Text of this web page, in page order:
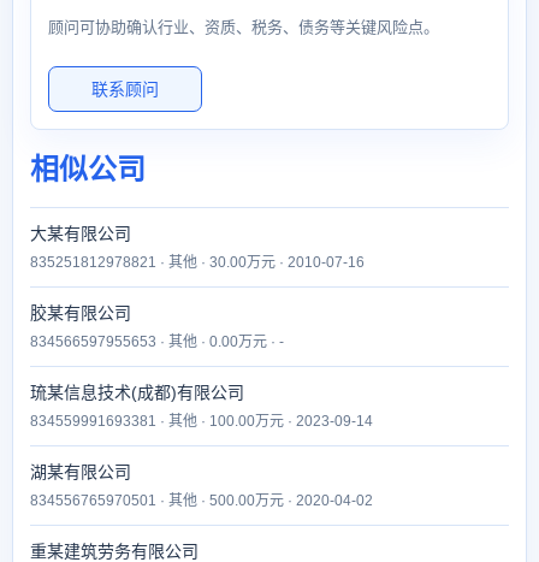
顾问可协助确认行业、资质、税务、债务等关键风险点。
联系顾问
相似公司
大某有限公司
835251812978821 · 其他 · 30.00万元 · 2010-07-16
胶某有限公司
834566597955653 · 其他 · 0.00万元 · -
琉某信息技术(成都)有限公司
834559991693381 · 其他 · 100.00万元 · 2023-09-14
湖某有限公司
834556765970501 · 其他 · 500.00万元 · 2020-04-02
重某建筑劳务有限公司